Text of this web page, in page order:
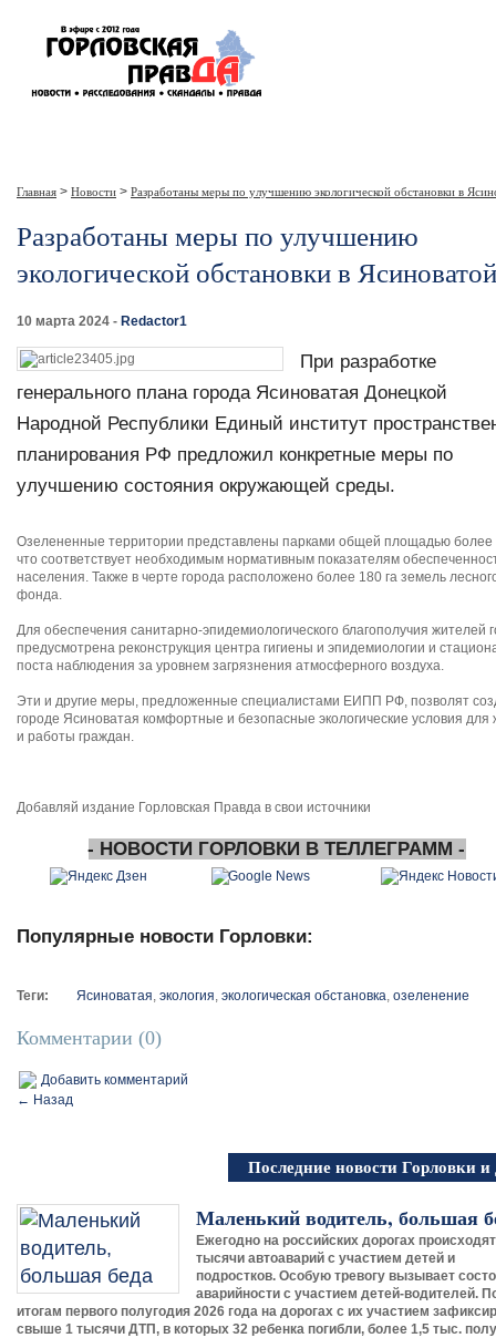
Главная > Новости > Разработаны меры по улучшению экологической обстановки в
Разработаны меры по улучшению
экологической обстановки в Ясиноватой
10 марта 2024 - Redactor1
При разработке
генерального плана города Ясиноватая Донецкой
Народной Республики Единый институт
планирования РФ предложил конкретные меры по
улучшению состояния окружающей среды.
Озелененные территории представлены парками общей площадью более
что соответствует необходимым нормативным показателям
населения. Также в черте города расположено более 180 га земель
фонда.
Для обеспечения санитарно-эпидемиологического благополучия жителей
предусмотрена реконструкция центра гигиены и эпидемиологии и
поста наблюдения за уровнем загрязнения атмосферного воздуха.
Эти и другие меры, предложенные специалистами ЕИПП РФ, позволят
городе Ясиноватая комфортные и безопасные экологические условия для
и работы граждан.
Добавляй издание Горловская Правда в свои источники
- НОВОСТИ ГОРЛОВКИ В ТЕЛЛЕГРАММ -
Популярные новости Горловки:
Теги: Ясиноватая, экология, экологическая обстановка, озеленение
Комментарии (0)
Добавить комментарий
← Назад
Последние новости Горловки
Маленький водитель, большая
Ежегодно на российских дорогах происходят
тысячи автоаварий с участием детей и
подростков. Особую тревогу вызывает
аварийности с участием детей-водителей.
итогам первого полугодия 2026 года на дорогах с их участием
свыше 1 тысячи ДТП, в которых 32 ребенка погибли, более 1,5 тыс.